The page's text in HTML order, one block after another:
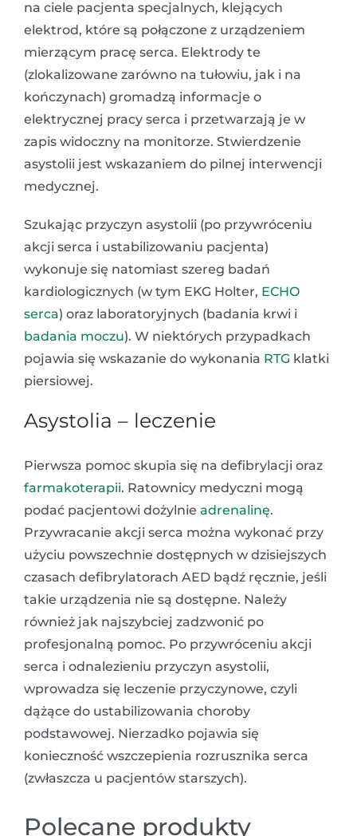
na ciele pacjenta specjalnych, klejących
elektrod, które są połączone z urządzeniem
mierzącym pracę serca. Elektrody te
(zlokalizowane zarówno na tułowiu, jak i na
kończynach) gromadzą informacje o
elektrycznej pracy serca i przetwarzają je w
zapis widoczny na monitorze. Stwierdzenie
asystolii jest wskazaniem do pilnej interwencji
medycznej.
Szukając przyczyn asystolii (po przywróceniu
akcji serca i ustabilizowaniu pacjenta)
wykonuje się natomiast szereg badań
kardiologicznych (w tym EKG Holter, ECHO
serca) oraz laboratoryjnych (badania krwi i
badania moczu). W niektórych przypadkach
pojawia się wskazanie do wykonania RTG klatki
piersiowej.
Asystolia – leczenie
Pierwsza pomoc skupia się na defibrylacji oraz
farmakoterapii. Ratownicy medyczni mogą
podać pacjentowi dożylnie adrenalinę.
Przywracanie akcji serca można wykonać przy
użyciu powszechnie dostępnych w dzisiejszych
czasach defibrylatorach AED bądź ręcznie, jeśli
takie urządzenia nie są dostępne. Należy
również jak najszybciej zadzwonić po
profesjonalną pomoc. Po przywróceniu akcji
serca i odnalezieniu przyczyn asystolii,
wprowadza się leczenie przyczynowe, czyli
dążące do ustabilizowania choroby
podstawowej. Nierzadko pojawia się
konieczność wszczepienia rozrusznika serca
(zwłaszcza u pacjentów starszych).
Polecane produkty